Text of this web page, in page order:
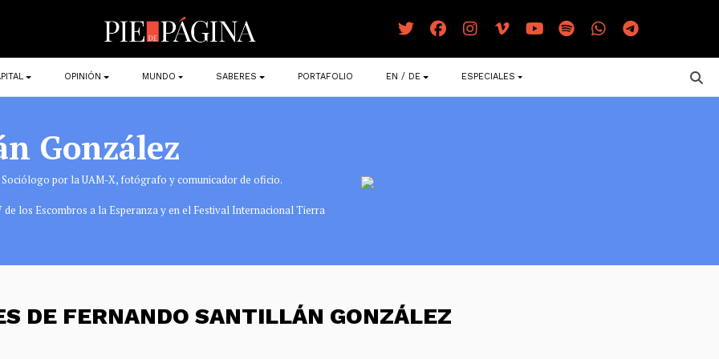
OPINIÓN MUNDO SABERES PORTAFOLIO EN / DE ESPECIALES
González
Sociólogo por la UAM-X, fotógrafo y comunicador de oficio.
los Escombros a la Esperanza y en el Festival Internacional Tierra
DE FERNANDO SANTILLÁN GONZÁLEZ